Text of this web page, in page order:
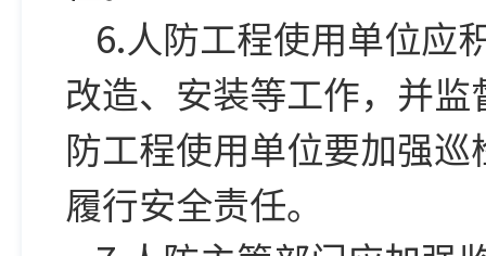
6.人防工程使用单位应
改造、安装等工作，并
防工程使用单位要加强
履行安全责任。